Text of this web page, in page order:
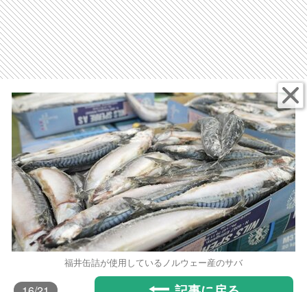
福井缶詰が使用しているノルウェー産のサバ